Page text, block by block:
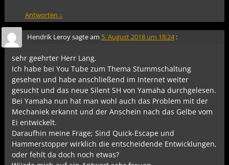
Antworten ↓
Hendrik Leroysagte am 5. August 2018 um 18:24 :
sehr geehrter Herr Lang.
Ich habe bei You Tube zum Thema Stummschaltung
gesehen und habe anschließend im Internet weiter
gesucht und das neue Silent SH von Yamaha durchgelesen.
Bei Yamaha nun hat man wohl auch das Problem mit der
Mechaniek erkannt und der Anschein nach das Gelbe vom
Ei entwickelt.
Daraufhin meine Frage; Sind Quick-Escape und
Hammerstopper wirklich die entscheidende Entwicklungen,
oder fehlt da doch noch etwas?